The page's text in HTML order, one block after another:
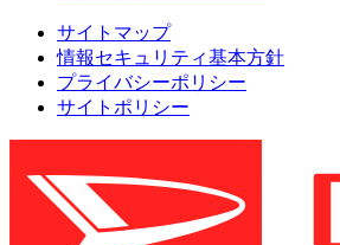
サイトマップ
情報セキュリティ基本方針
プライバシーポリシー
サイトポリシー